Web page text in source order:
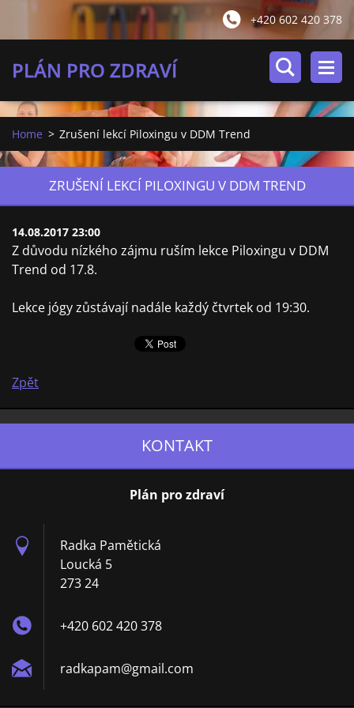
+420 602 420 378
PLÁN PRO ZDRAVÍ
Home > Zrušení lekcí Piloxingu v DDM Trend
ZRUŠENÍ LEKCÍ PILOXINGU V DDM TREND
14.08.2017 23:00
Z důvodu nízkého zájmu ruším lekce Piloxingu v DDM
Trend od 17.8.
Lekce jógy zůstávají nadále každý čtvrtek od 19:30.
Zpět
KONTAKT
Plán pro zdraví
Radka Pamětická
Loucká 5
273 24
+420 602 420 378
radkapam@gmail.com